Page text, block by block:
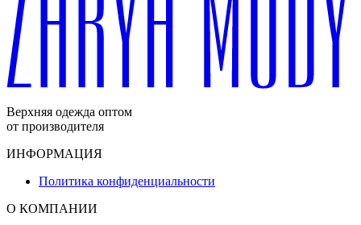
Верхняя одежда оптом
от производителя
ИНФОРМАЦИЯ
Политика конфиденциальности
О КОМПАНИИ